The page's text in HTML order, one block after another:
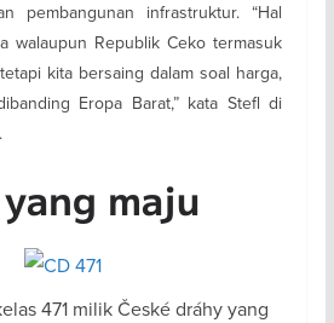
pembangunan infrastruktur. “Hal
walaupun Republik Ceko termasuk
kita bersaing dalam soal harga,
Eropa Barat,” kata Stefl di
maju
471 milik České dráhy yang